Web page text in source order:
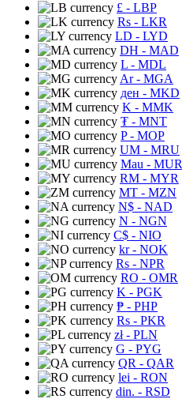
£ - LBP
Rs - LKR
LD - LYD
DH - MAD
L - MDL
Ar- MGA
ден - MKD
K - MMK
₮ - MNT
P- MOP
UM - MRU
Mau - MUR
RM - MYR
MT - MZN
N$ - NAD
N - NGN
C$ - NIO
kr- NOK
Rs - NPR
RO - OMR
K - PGK
₱ - PHP
Rs - PKR
zł- PLN
G - PYG
QR - QAR
lei - RON
din. - RSD